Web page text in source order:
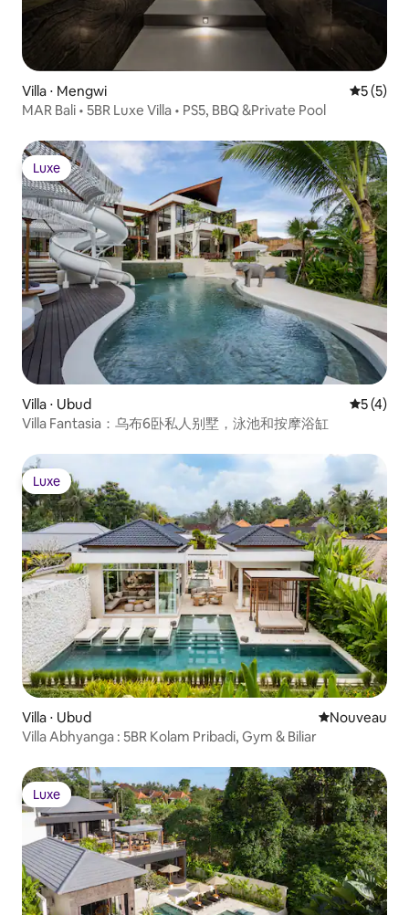
Villa ⋅ Mengwi
5 (5)
MAR Bali • 5BR Luxe Villa • PS5, BBQ &Private Pool
Luxe
Luxe
Villa ⋅ Ubud
5 (4)
Villa Fantasia：乌布6卧私人别墅，泳池和按摩浴缸
Luxe
Luxe
Villa ⋅ Ubud Nouvel
Nouveau
Villa Abhyanga : 5BR Kolam Pribadi, Gym & Biliar
Luxe
Luxe